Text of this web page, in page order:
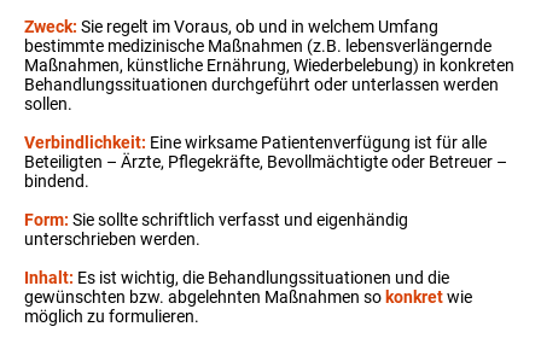
Zweck: Sie regelt im Voraus, ob und in welchem Umfang
bestimmte medizinische Maßnahmen (z.B. lebensverlängernde
Maßnahmen, künstliche Ernährung, Wiederbelebung) in konkreten
Behandlungssituationen durchgeführt oder unterlassen werden
sollen.
Verbindlichkeit: Eine wirksame Patientenverfügung ist für alle
Beteiligten – Ärzte, Pflegekräfte, Bevollmächtigte oder Betreuer –
bindend.
Form: Sie sollte schriftlich verfasst und eigenhändig
unterschrieben werden.
Inhalt: Es ist wichtig, die Behandlungssituationen und die
gewünschten bzw. abgelehnten Maßnahmen so konkretwie
möglich zu formulieren.